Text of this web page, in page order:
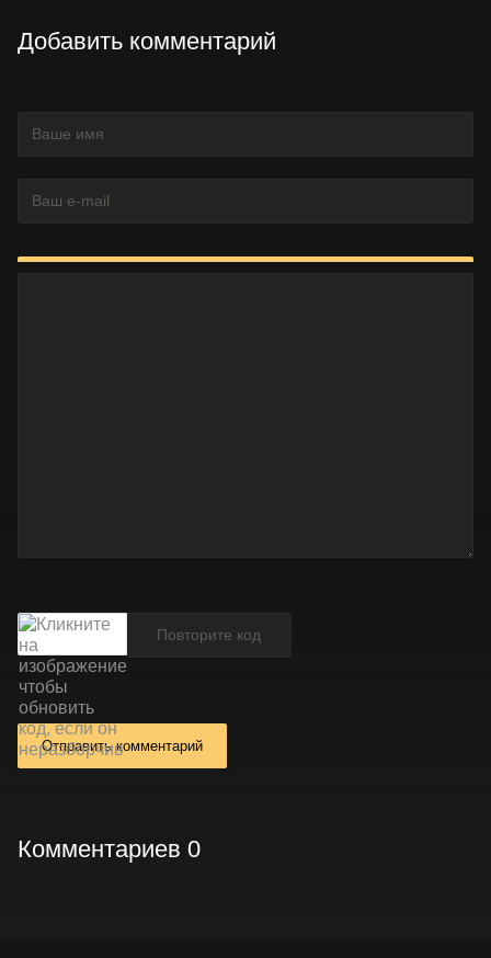
Добавить комментарий
Отправить комментарий
Комментариев 0